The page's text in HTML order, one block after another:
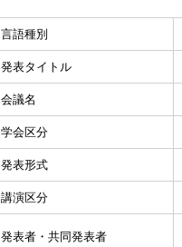
言語種別
発表タイトル
会議名
学会区分
発表形式
講演区分
発表者・共同発表者